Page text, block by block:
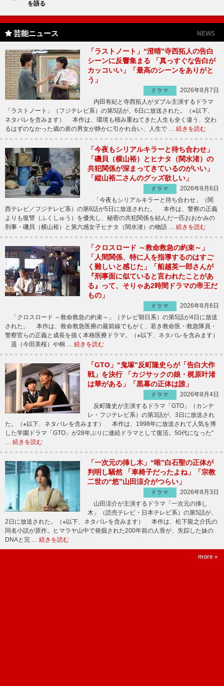
を語る
芸能ニュース NEWS
「ラストノート」“澄晴”寺西拓人の告白
シーンに反響集まる 「真っすぐな告白が
カッコいい」「最高のシーンをありがと
う」
ドラマ
2026年8月7日
内田有紀と寺西拓人がダブル主演するドラマ
「ラストノート」（フジテレビ系）の第5話が、6日に放送された。（※以下、
ネタバレを含みます） 本作は、環境も積み重ねてきた人生も全く違う、交わ
るはずのなかった歳の差の男女が静かに引かれ合い、人生で … 続きを読む
「今夜もシリアルキラーと待ち合わせ」
「磯貝（横山裕）とヒナタ（関水渚）の
共犯関係が深まってきているのがいい」
「縦山裕二さんのグッズ欲しい」
ドラマ
2026年8月6日
「今夜もシリアルキラーと待ち合わせ」（関
西テレビ／フジテレビ系）の第6話が5日に放送された。 本作は、警察の正義
よりも復讐（ふくしゅう）を優先し、秘密の共犯関係を結んだ一匹おおかみの
刑事・磯貝（横山裕）と第六感女子ヒナタ（関水渚）の物語 … 続きを読む
「クロスロード ～救命救急の約束～」
「人間関係、特に人を指導するのはすご
く難しいと感じた」「船越英一郎さんが
『刑事面に似ていると言われたことがあ
る』って、そりゃあ2時間ドラマの帝王だ
もの」
ドラマ
2026年8月6日
「クロスロード ～救命救急の約束～」（テレビ朝日系）の第5話が4日に放送
された。 本作は、救命救急医療の最前線でもがく、若き救命医・救急隊員・
警察官らの正義と成長を描く本格医療ドラマ。（※以下、ネタバレを含みます）
遥（今田美桜）や桐 … 続きを読む
「GTO」“鬼塚”反町隆史らが「告白大作
戦」を決行 「カジサックの娘・梶原叶渚
は華がある」「黒幕の正体は誰」
ドラマ
2026年8月4日
反町隆史が主演するドラマ「GTO」（カンテ
レ・フジテレビ系）の第3話が、3日に放送され
た。（※以下、ネタバレを含みます） 本作は、1998年に放送されて人気を博
した学園ドラマ「GTO」が28年ぶりに連続ドラマとして復活。50代になった“
… 続きを読む
「一次元の挿し木」“唯”白石聖の正体が
判明し騒然 「車椅子だったよね」「宗教
二世の“悠”山田涼介がつらい」
ドラマ
2026年8月3日
山田涼介が主演するドラマ「一次元の挿し
木」（読売テレビ・日本テレビ系）の第5話が、
2日に放送された。（※以下、ネタバレを含みます） 本作は、松下龍之介氏の
同名小説が原作。ヒマラヤ山中で発掘された200年前の人骨が、失踪した妹の
DNAと完 … 続きを読む
more »